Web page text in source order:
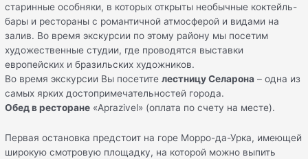
старинные особняки, в которых открыты необычные коктейль-
бары и рестораны с романтичной атмосферой и видами на
залив. Во время экскурсии по этому району мы посетим
художественные студии, где проводятся выставки
европейских и бразильских художников.
Во время экскурсии Вы посетителестницу Селарона – одна из
самых ярких достопримечательностей города.
Обед в ресторане «Aprazivel» (оплата по счету на месте).
Первая остановка предстоит на горе Морро-да-Урка, имеющей
широкую смотровую площадку, на которой можно выпить